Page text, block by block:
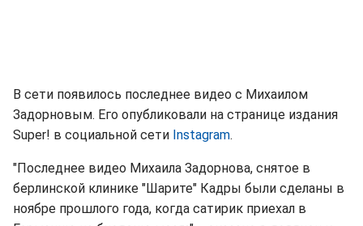
В сети появилось последнее видео с Михаилом
Задорновым. Его опубликовали на странице издания
Super! в социальной сети Instagram.
"Последнее видео Михаила Задорнова, снятое в
берлинской клинике "Шарите" Кадры были сделаны в
ноябре прошлого года, когда сатирик приехал в